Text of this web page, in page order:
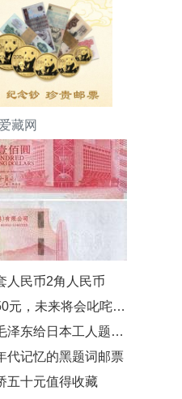
藏网
人民币2角人民币
，未来将会叱咤市场
给日本工人题词邮票
代记忆的黑题词邮票
五十元值得收藏